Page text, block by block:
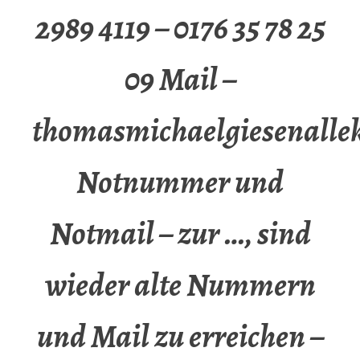
2989 4119 – 0176 35 78 25
09 Mail –
Notnummer und
Notmail – zur …, sind
wieder alte Nummern
und Mail zu erreichen –